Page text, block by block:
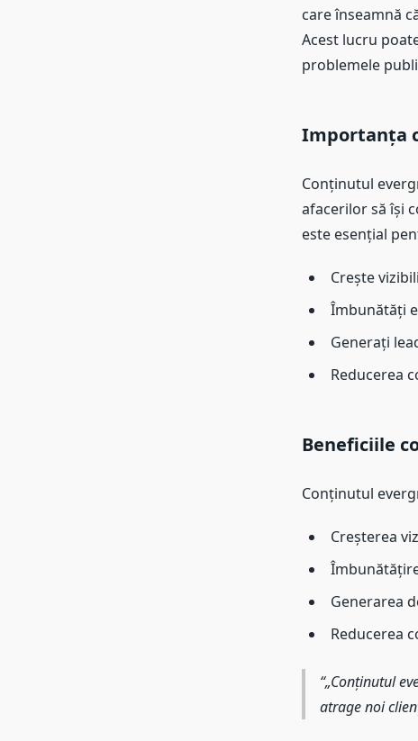
care înseamnă
Acest lucru
problemele
Importanța
Conținutul
afacerilor să își
este esențial
Crește
Îmbunătăți
Generați
Reducerea
Beneficiile
Conținutul
Creșterea
Generarea
Reducerea
„Conținutul
atrage noi